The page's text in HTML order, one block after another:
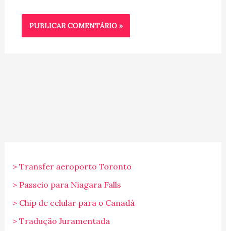
> Transfer aeroporto Toronto
> Passeio para Niagara Falls
> Chip de celular para o Canadá
> Tradução Juramentada